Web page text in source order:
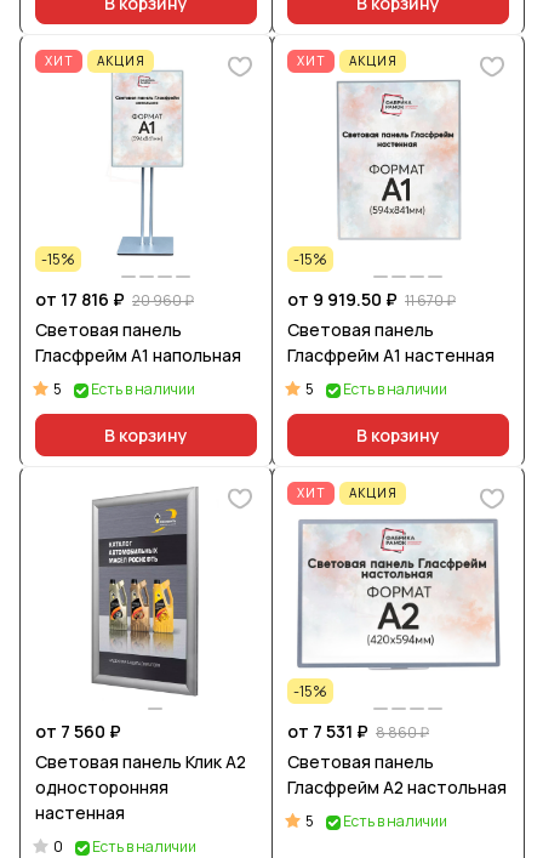
ХИТ АКЦИЯ
-15%
от 17 816 ₽ 20 960 ₽
Световая панель
Гласфрейм А1 напольная
5 Есть в наличии
В корзину
ХИТ АКЦИЯ
-15%
от 9 919.50 ₽ 11 670 ₽
Световая панель
Гласфрейм А1 настенная
5 Есть в наличии
В корзину
от 7 560 ₽
Световая панель Клик А2
односторонняя
настенная
0 Есть в наличии
ХИТ АКЦИЯ
-15%
от 7 531 ₽ 8 860 ₽
Световая панель
Гласфрейм А2 настольная
5 Есть в наличии